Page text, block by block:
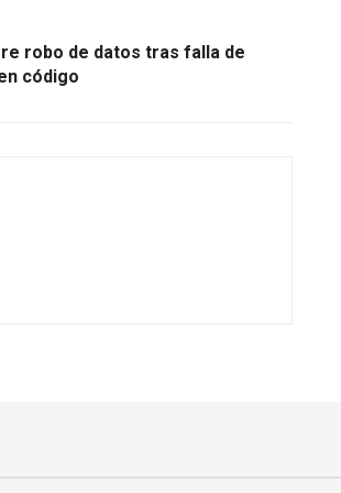
robo de datos tras falla de
código